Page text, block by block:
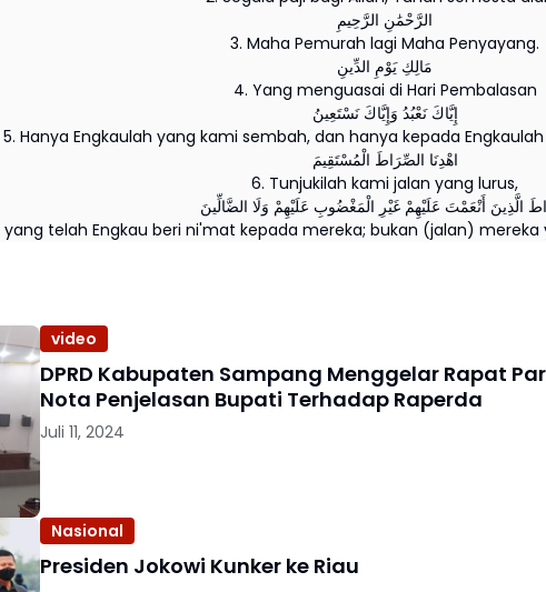
الرَّحْمَٰنِ الرَّحِيمِ
3. Maha Pemurah lagi Maha Penyayang.
مَالِكِ يَوْمِ الدِّينِ
4. Yang menguasai di Hari Pembalasan
إِيَّاكَ نَعْبُدُ وَإِيَّاكَ نَسْتَعِينُ
5. Hanya Engkaulah yang kami sembah, dan hanya kepada
اهْدِنَا الصِّرَاطَ الْمُسْتَقِيمَ
6. Tunjukilah kami jalan yang lurus,
الَّذِينَ أَنْعَمْتَ عَلَيْهِمْ غَيْرِ الْمَغْضُوبِ عَلَيْهِمْ وَلَا الضَّالِّينَ
telah Engkau beri ni'mat kepada mereka; bukan (jalan)
video
DPRD Kabupaten Sampang Menggelar Rapat
Nota Penjelasan Bupati Terhadap Raperda
Juli 11, 2024
Nasional
Presiden Jokowi Kunker ke Riau